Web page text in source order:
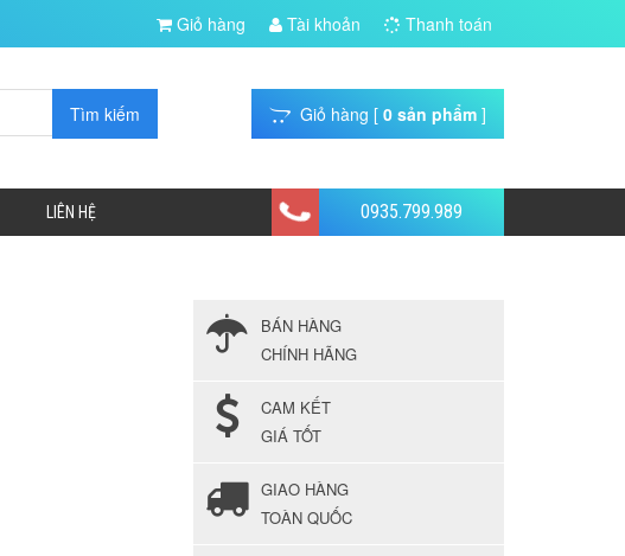
Giỏ hàng Tài khoản Thanh toán
Giỏ hàng [ 0 sản phẩm ]
LIÊN HỆ 0935.799.989
BÁN HÀNG
CHÍNH HÃNG
CAM KẾT
GIÁ TỐT
GIAO HÀNG
TOÀN QUỐC